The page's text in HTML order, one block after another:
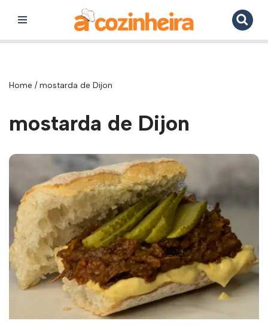
para
Home /mostarda de Dijon
mostarda de Dijon